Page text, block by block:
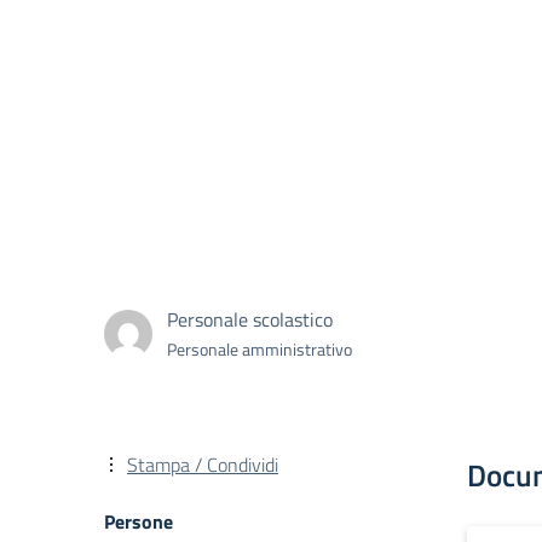
Personale scolastico
Personale amministrativo
Stampa / Condividi
Persone